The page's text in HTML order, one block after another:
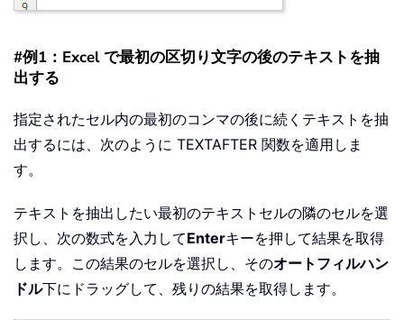
#例1：Excel で最初の区切り文字の後のテキストを抽
出する
指定されたセル内の最初のコンマの後に続くテキストを抽
出するには、次のように TEXTAFTER 関数を適用しま
す。
テキストを抽出したい最初のテキストセルの隣のセルを選
択し、次の数式を入力してEnterキーを押して結果を取得
します。この結果のセルを選択し、そのオートフィルハン
ドル下にドラッグして、残りの結果を取得します。